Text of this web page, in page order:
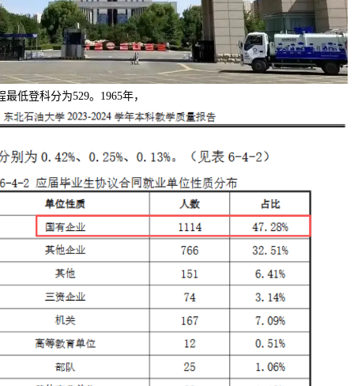
低登科分为529。1965年，